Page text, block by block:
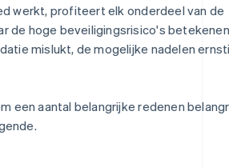
werkt, profiteert elk onderdeel van de
de hoge beveiligingsrisico's
mislukt, de mogelijke nadelen
een aantal belangrijke redenen